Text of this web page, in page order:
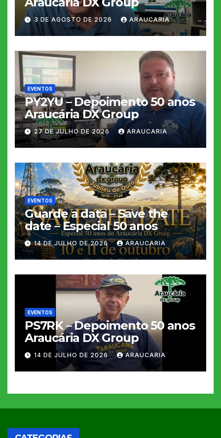
3 DE AGOSTO DE 2026 ARAUCARIA
EVENTOS
PY2YU – Depoimento 50 anos
Araucária DX Group
27 DE JULHO DE 2026 ARAUCARIA
EVENTOS
Guarde a data – Save the
date – Especial 50 anos
14 DE JULHO DE 2026 ARAUCARIA
EVENTOS
PS7RK – Depoimento 50 anos
Araucária DX Group
14 DE JULHO DE 2026 ARAUCARIA